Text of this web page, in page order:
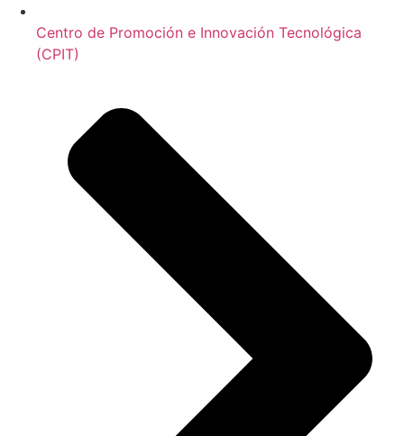
Centro de Promoción e Innovación Tecnológica
(CPIT)